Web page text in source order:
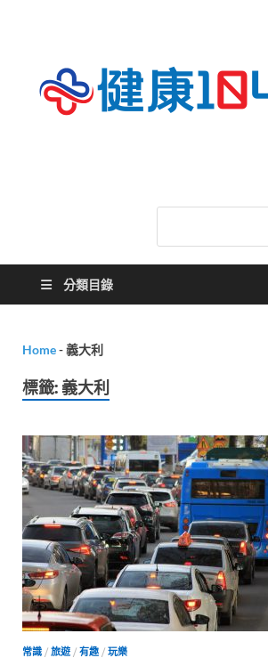
分類目錄
Home-義大利
標籤: 義大利
常識 / 旅遊 / 有趣 / 玩樂